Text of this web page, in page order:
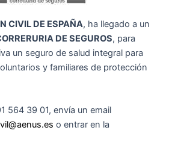
CIVIL DE ESPAÑA, ha llegado a un
DE SEGUROS, para
un seguro de salud integral para
y familiares de protección
564 39 01, envía un email
o entrar en la